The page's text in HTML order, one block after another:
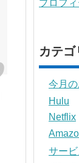
プロフ
カテゴ
今月
Hulu
Netflix
サー